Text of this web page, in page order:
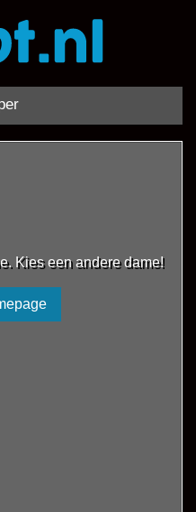
Kies een andere dame!